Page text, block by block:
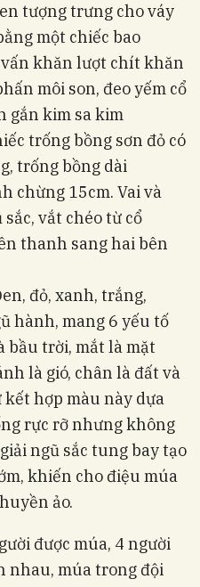
tượng trưng cho váy
một chiếc bao
khăn lượt chít khăn
môi son, đeo yếm cổ
gắn kim sa kim
trống bồng sơn đỏ có
trống bồng dài
chừng 15cm. Vai và
vắt chéo từ cổ
thanh sang hai bên
đỏ, xanh, trắng,
hành, mang 6 yếu tố
bầu trời, mắt là mặt
là gió, chân là đất và
hợp màu này dựa
rực rỡ nhưng không
ngũ sắc tung bay tạo
khiến cho điệu múa
ảo.
được múa, 4 người
nhau, múa trong đội